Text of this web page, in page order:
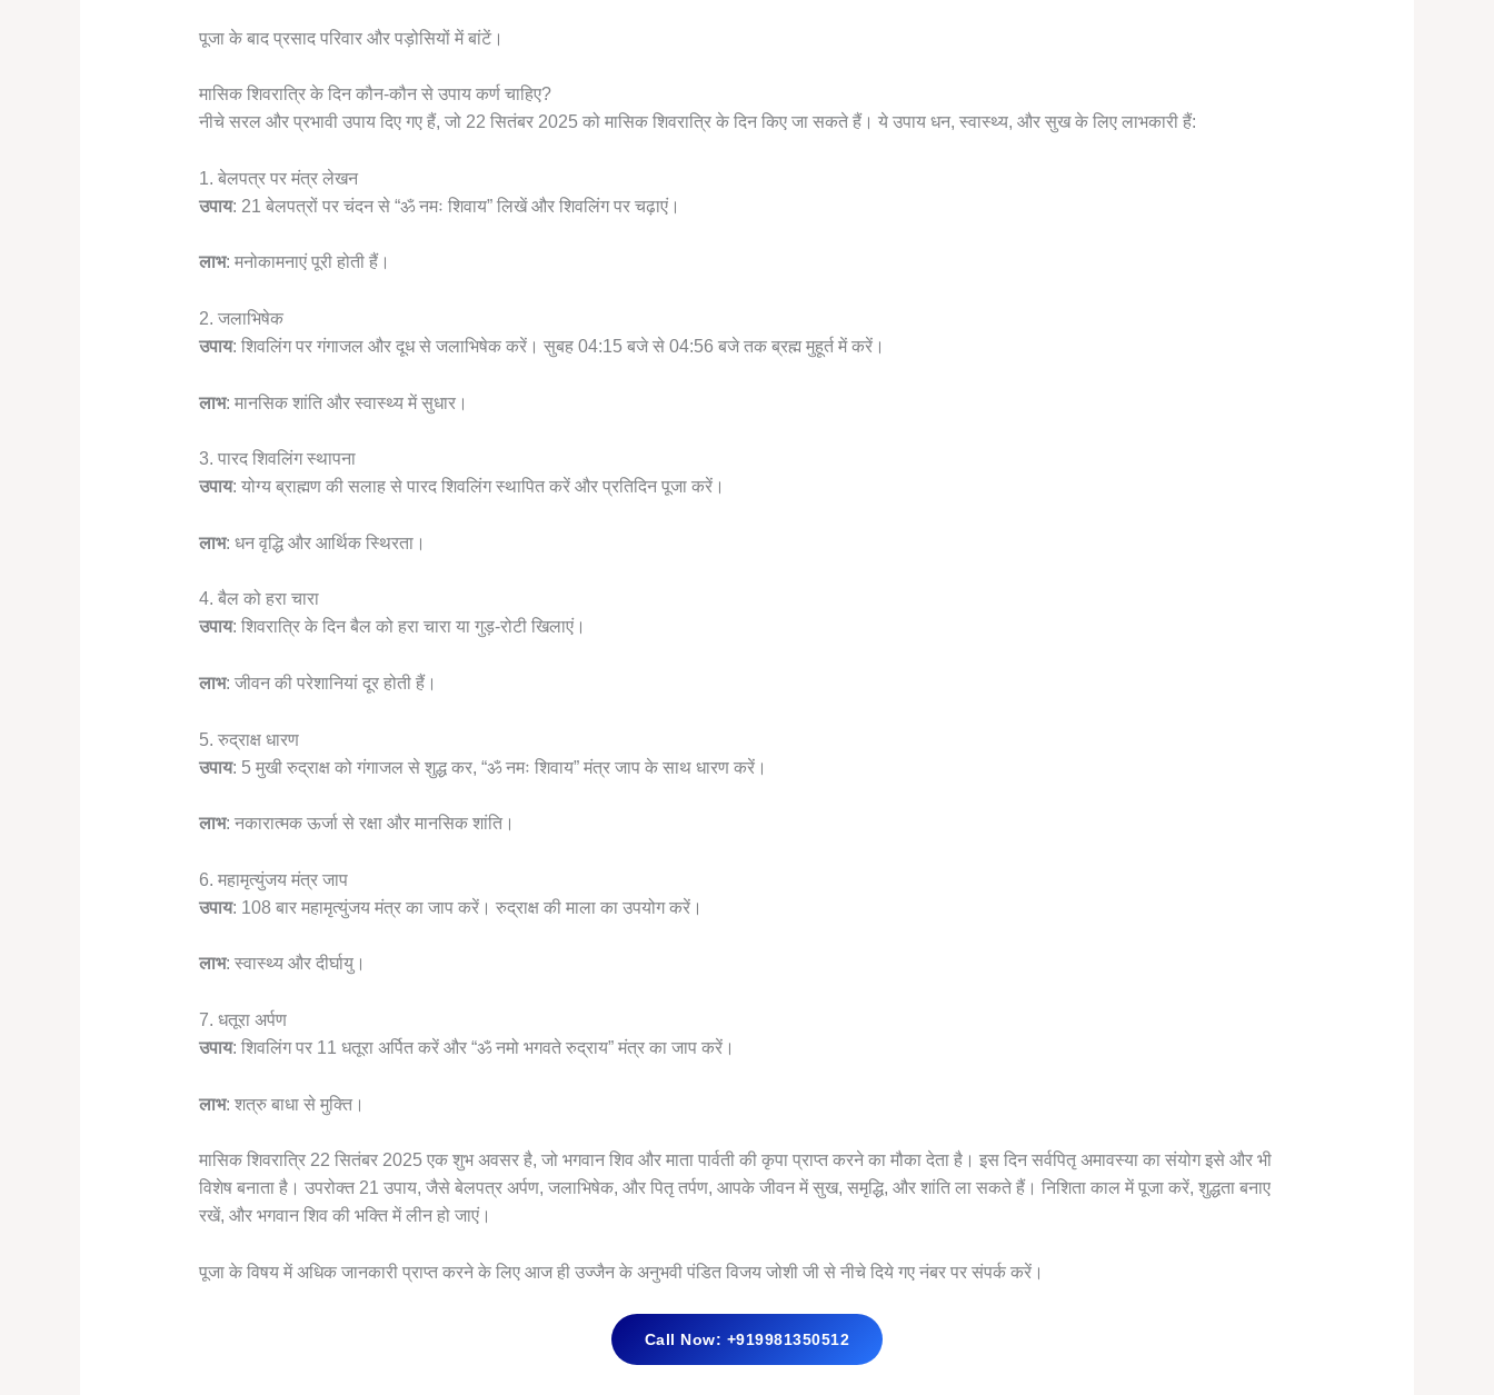
पूजा के बाद प्रसाद परिवार और पड़ोसियों में बांटें।
मासिक शिवरात्रि के दिन कौन-कौन से उपाय कर्ण चाहिए?
नीचे सरल और प्रभावी उपाय दिए गए हैं, जो 22 सितंबर 2025 को मासिक शिवरात्रि के दिन किए जा सकते हैं। ये उपाय धन, स्वास्थ्य, और सुख के लिए लाभकारी हैं:
1. बेलपत्र पर मंत्र लेखन
उपाय: 21 बेलपत्रों पर चंदन से “ॐ नमः शिवाय” लिखें और शिवलिंग पर चढ़ाएं।
लाभ: मनोकामनाएं पूरी होती हैं।
2. जलाभिषेक
उपाय: शिवलिंग पर गंगाजल और दूध से जलाभिषेक करें। सुबह 04:15 बजे से 04:56 बजे तक ब्रह्म मुहूर्त में करें।
लाभ: मानसिक शांति और स्वास्थ्य में सुधार।
3. पारद शिवलिंग स्थापना
उपाय: योग्य ब्राह्मण की सलाह से पारद शिवलिंग स्थापित करें और प्रतिदिन पूजा करें।
लाभ: धन वृद्धि और आर्थिक स्थिरता।
4. बैल को हरा चारा
उपाय: शिवरात्रि के दिन बैल को हरा चारा या गुड़-रोटी खिलाएं।
लाभ: जीवन की परेशानियां दूर होती हैं।
5. रुद्राक्ष धारण
उपाय: 5 मुखी रुद्राक्ष को गंगाजल से शुद्ध कर, “ॐ नमः शिवाय” मंत्र जाप के साथ धारण करें।
लाभ: नकारात्मक ऊर्जा से रक्षा और मानसिक शांति।
6. महामृत्युंजय मंत्र जाप
उपाय: 108 बार महामृत्युंजय मंत्र का जाप करें। रुद्राक्ष की माला का उपयोग करें।
लाभ: स्वास्थ्य और दीर्घायु।
7. धतूरा अर्पण
उपाय: शिवलिंग पर 11 धतूरा अर्पित करें और “ॐ नमो भगवते रुद्राय” मंत्र का जाप करें।
लाभ: शत्रु बाधा से मुक्ति।
मासिक शिवरात्रि 22 सितंबर 2025 एक शुभ अवसर है, जो भगवान शिव और माता पार्वती की कृपा प्राप्त करने का मौका देता है। इस दिन सर्वपितृ अमावस्या का संयोग इसे और भी
विशेष बनाता है। उपरोक्त 21 उपाय, जैसे बेलपत्र अर्पण, जलाभिषेक, और पितृ तर्पण, आपके जीवन में सुख, समृद्धि, और शांति ला सकते हैं। निशिता काल में पूजा करें, शुद्धता बनाए
रखें, और भगवान शिव की भक्ति में लीन हो जाएं।
पूजा के विषय में अधिक जानकारी प्राप्त करने के लिए आज ही उज्जैन के अनुभवी पंडित विजय जोशी जी से नीचे दिये गए नंबर पर संपर्क करें।
Call Now: +919981350512